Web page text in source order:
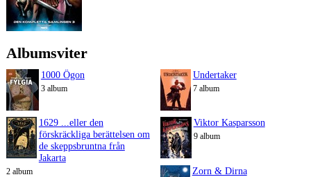
Albumsviter
1000 Ögon
3 album
1629 ...eller den
förskräckliga berättelsen om
de skeppsbruntna från
Jakarta
2 album
Undertaker
7 album
Viktor Kasparsson
9 album
Zorn & Dirna